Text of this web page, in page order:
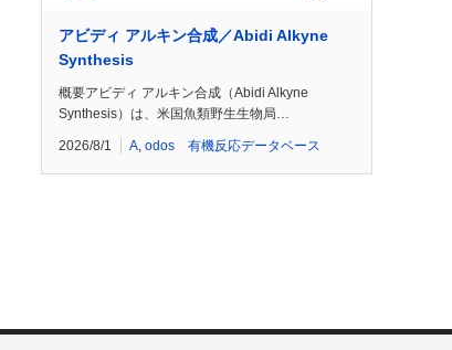
アビディ アルキン合成／Abidi Alkyne
Synthesis
概要アビディ アルキン合成（Abidi Alkyne
Synthesis）は、米国魚類野生生物局…
2026/8/1 A, odos 有機反応データベース